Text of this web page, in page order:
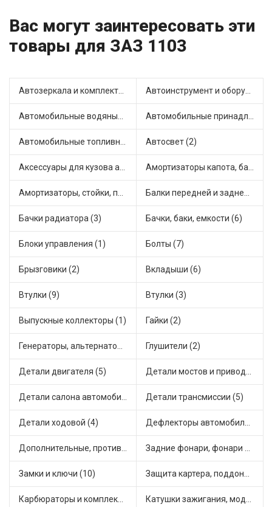
Вас могут заинтересовать эти
товары для ЗАЗ 1103
Автозеркала и комплектующие (4) Автоинструмент и оборудование (1)
Автомобильные водяные насосы (12) Автомобильные принадлежности и аксессуары (2)
Автомобильные топливные насосы (16) Автосвет (2)
Аксессуары для кузова автомобиля (1) Амортизаторы капота, багажника (3)
Амортизаторы, стойки, подушки стоек (20) Балки передней и задней подвески (1)
Бачки радиатора (3) Бачки, баки, емкости (6)
Блоки управления (1) Болты (7)
Брызговики (2) Вкладыши (6)
Втулки (9) Втулки (3)
Выпускные коллекторы (1) Гайки (2)
Генераторы, альтернаторы и комплектующие (7) Глушители (2)
Детали двигателя (5) Детали мостов и привода трансмиссии (8)
Детали салона автомобиля (14) Детали трансмиссии (5)
Детали ходовой (4) Дефлекторы автомобильные (1)
Дополнительные, противотуманные фары (2) Задние фонари, фонари видимости (5)
Замки и ключи (10) Защита картера, поддона, КПП (1)
Карбюраторы и комплектующие (1) Катушки зажигания, модули зажигания (7)